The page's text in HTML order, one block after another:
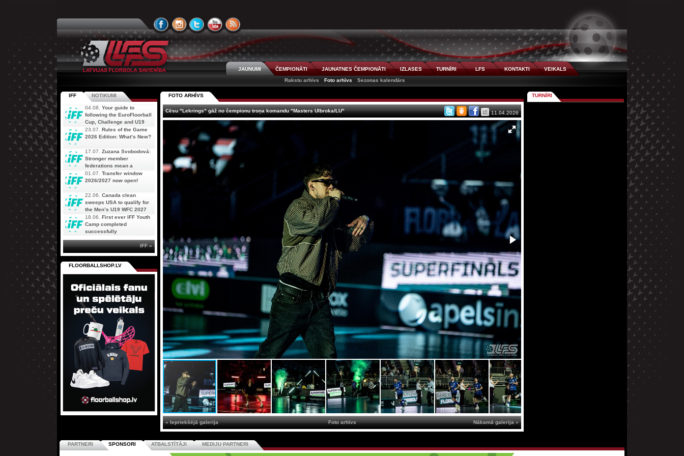
JAUNUMI ČEMPIONĀTI JAUNATNES ČEMPIONĀTI IZLASES TURNĪRI LFS KONTAKTI
VEIKALS
Rakstu arhīvs
Foto arhīvs Sezonas kalendārs
FOTO ARHĪVS
Cēsu "Lekrings" gāž no čempionu troņa komandu "Masters Ulbroka/LU" 11.04.2026
« Iepriekšējā galerija Nākamā galerija »
Foto arhīvs
IFF NOTIKUMI
04.08. Your guide to
following the EuroFloorball
Cup, Challenge and U19
AOFC Qualifiers
simultaneously
23.07. Rules of the Game
2026 Edition: What’s New?
17.07. Zuzana Svobodová:
Stronger member
federations mean a
stronger future for floorball
01.07. Transfer window
2026/2027 now open!
22.06. Canada clean
sweeps USA to qualify for
the Men’s U19 WFC 2027
18.06. First ever IFF Youth
Camp completed
successfully
IFF »
FLOORBALLSHOP.LV
TURNĪRI
PARTNERI SPONSORI ATBALSTĪTĀJI MEDIJU PARTNERI